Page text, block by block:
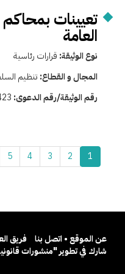
تعيينات بمحاكم
العامة
نوع الوثيقة: قرارات رئاسية
المجال و القطاع: تنظيم
رقم الوثيقة/رقم الدعوى:
1
2
3
4
5
عن الموقع • اتصل بنا
فريق
شارك في تطوير "منشورات